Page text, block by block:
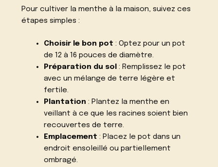
Pour cultiver la menthe à la maison, suivez ces
étapes simples :
Choisir le bon pot : Optez pour un pot
de 12 à 16 pouces de diamètre.
Préparation du sol : Remplissez le pot
avec un mélange de terre légère et
fertile.
Plantation : Plantez la menthe en
veillant à ce que les racines soient bien
recouvertes de terre.
Emplacement : Placez le pot dans un
endroit ensoleillé ou partiellement
ombragé.